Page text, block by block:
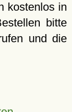
kostenlos in
bitte
und die